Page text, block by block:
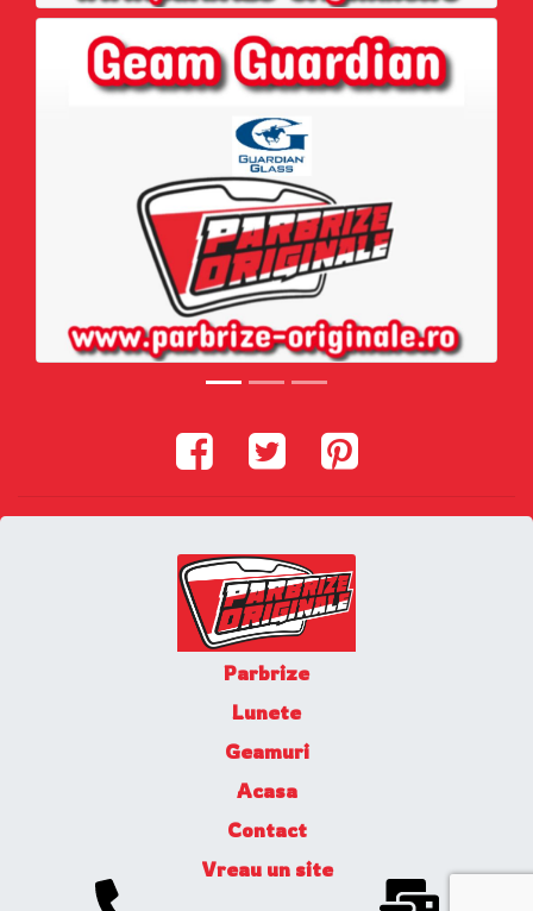
Parbrize
Lunete
Geamuri
Acasa
Contact
Vreau un site